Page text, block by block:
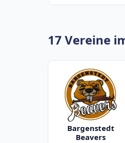
17 Vereine
Bargenstedt
Beavers